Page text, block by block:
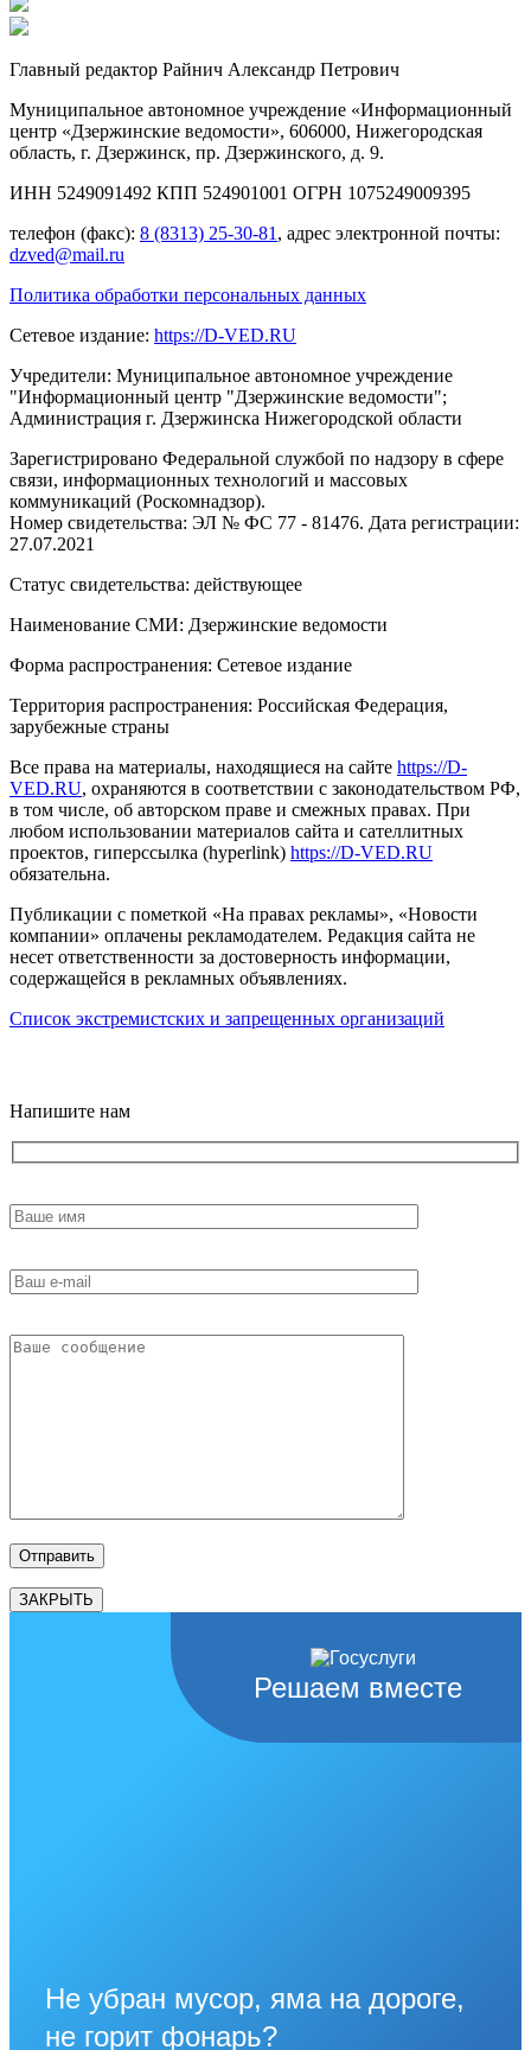
Главный редактор Райнич Александр Петрович
Муниципальное автономное учреждение «Информационный
центр «Дзержинские ведомости», 606000, Нижегородская
область, г. Дзержинск, пр. Дзержинского, д. 9.
ИНН 5249091492 КПП 524901001 ОГРН 1075249009395
телефон (факс): 8 (8313) 25-30-81 , адрес электронной почты:
dzved@mail.ru
Политика обработки персональных данных
Сетевое издание: https://D-VED.RU
Учредители: Муниципальное автономное учреждение
"Информационный центр "Дзержинские ведомости";
Администрация г. Дзержинска Нижегородской области
Зарегистрировано Федеральной службой по надзору в сфере
связи, информационных технологий и массовых
коммуникаций (Роскомнадзор).
Номер свидетельства: ЭЛ № ФС 77 - 81476. Дата регистрации:
27.07.2021
Статус свидетельства: действующее
Наименование СМИ: Дзержинские ведомости
Форма распространения: Сетевое издание
Территория распространения: Российская Федерация,
зарубежные страны
Все права на материалы, находящиеся на сайте https://D-
VED.RU, охраняются в соответствии с законодательством РФ,
в том числе, об авторском праве и смежных правах. При
любом использовании материалов сайта и сателлитных
проектов, гиперссылка (hyperlink) https://D-VED.RU
обязательна.
Публикации с пометкой «На правах рекламы», «Новости
компании» оплачены рекламодателем. Редакция сайта не
несет ответственности за достоверность информации,
содержащейся в рекламных объявлениях.
Список экстремистских и запрещенных организаций
Напишите нам
ЗАКРЫТЬ
Решаем вместе
Не убран мусор, яма на дороге,
не горит фонарь?